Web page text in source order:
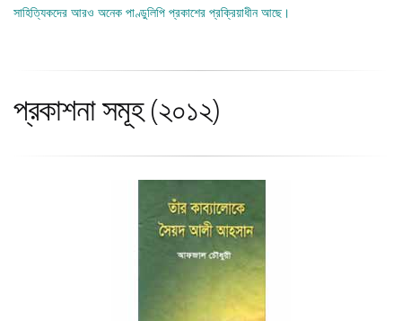
সাহিত্যিকদের আরও অনেক পাণ্ডুলিপি প্রকাশের প্রক্রিয়াধীন আছে।
প্রকাশনা সমূহ (২০১২)